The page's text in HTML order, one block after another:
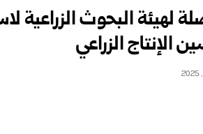
لهيئة البحوث الزراعية
الإنتاج الزراعي